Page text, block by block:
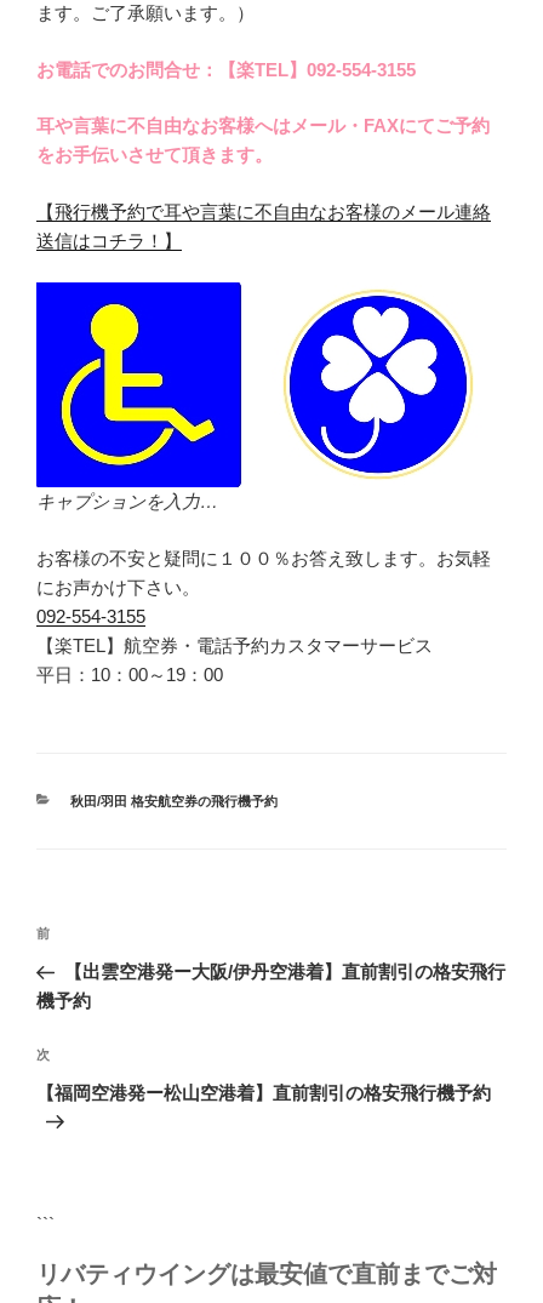
ます。ご了承願います。）
お電話でのお問合せ：【楽TEL】092-554-3155
耳や言葉に不自由なお客様へはメール・FAXにてご予約
をお手伝いさせて頂きます。
【飛行機予約で耳や言葉に不自由なお客様のメール連絡
送信はコチラ！】
キャプションを入力…
お客様の不安と疑問に１００％お答え致します。お気軽
にお声かけ下さい。
092-554-3155
【楽TEL】航空券・電話予約カスタマーサービス
平日：10：00～19：00
カ
秋田/羽田 格安航空券の飛行機予約
投
ナ
ゲ
ー
シ
前
の
投
前
【出雲空港発ー大阪/伊丹空港着】直前割引の格安飛行
機予約
次
の
次
【福岡空港発ー松山空港着】直前割引の格安飛行機予約
```
リバティウイングは最安値で直前までご対